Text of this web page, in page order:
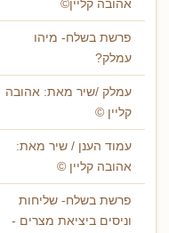
אהובה קליין©
פרשת בשלח- מיהו
עמלק?
עמלק /שיר מאת: אהובה
קליין ©
עמוד הענן / שיר מאת:
אהובה קליין ©
פרשת בשלח- שליחות
וניסים ביציאת מצרים -